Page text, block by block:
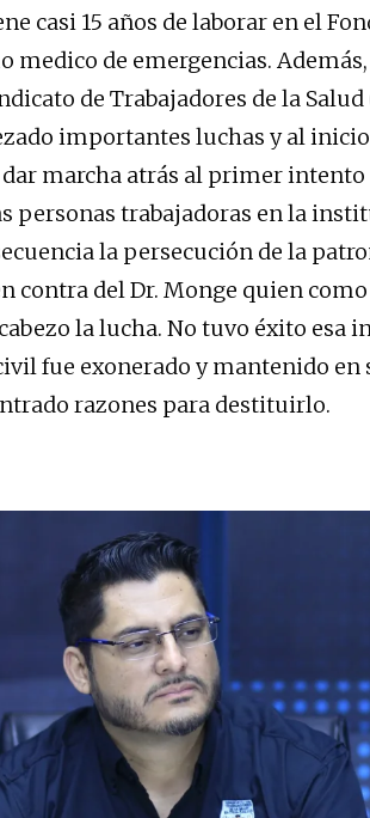
casi 15 años de laborar en el
medico de emergencias.
de Trabajadores de la Salud
importantes luchas y al
marcha atrás al primer
personas trabajadoras en la
la persecución de la
contra del Dr. Monge quien
la lucha. No tuvo éxito esa
fue exonerado y mantenido en
razones para destituirlo.